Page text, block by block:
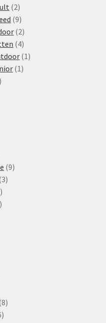
22
produkty
99
produktů
22
produkty
44
produkty
1 1
1 1
15
99
33
3
produkty
1
88
6